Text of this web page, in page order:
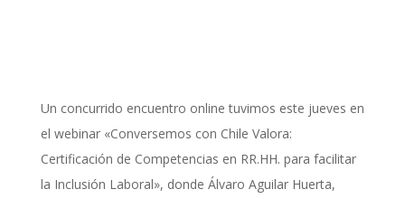
Un concurrido encuentro online tuvimos este jueves en
el webinar «Conversemos con Chile Valora:
Certificación de Competencias en RR.HH. para facilitar
la Inclusión Laboral», donde Álvaro Aguilar Huerta,